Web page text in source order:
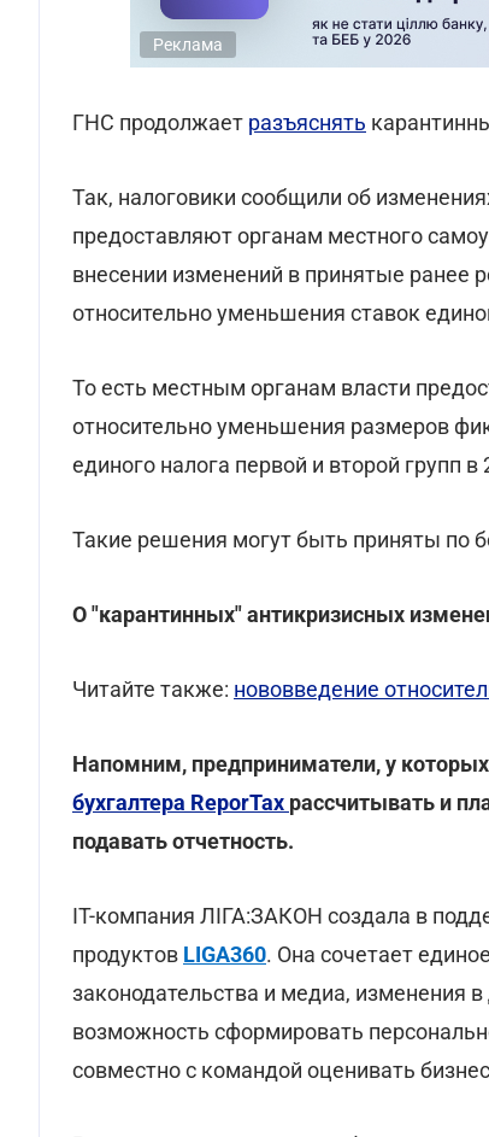
Реклама
ГНС продолжает разъяснять
Так, налоговики сообщили об
предоставляют органам местного
внесении изменений в принятые ранее
относительно уменьшения ставок
То есть местным органам власти
относительно уменьшения размеров
единого налога первой и второй групп в
Такие решения могут быть приняты по
О "карантинных" антикризисных
Читайте также: нововведение
Напомним, предприниматели, у
бухгалтера ReporTax рассчитывать и
подавать отчетность.
IT-компания ЛІГА:ЗАКОН создала в
продуктов LIGA360. Она сочетает
законодательства и медиа, изменения
возможность сформировать
совместно с командой оценивать